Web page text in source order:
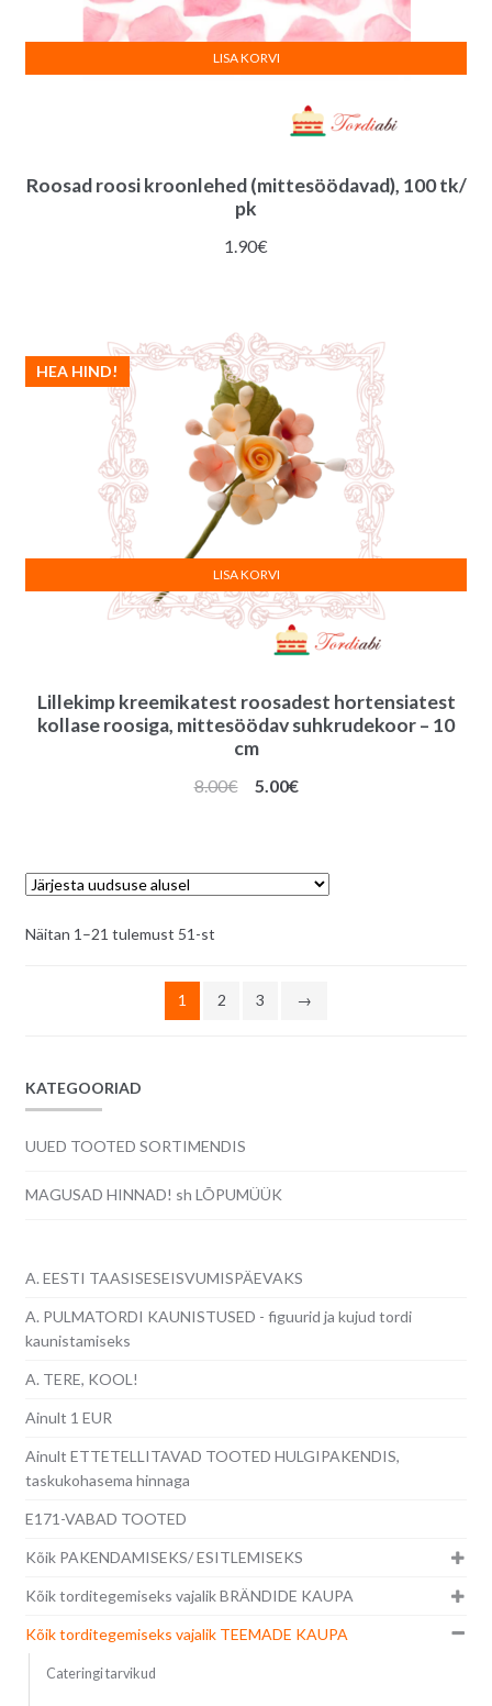
Roosad roosi kroonlehed (mittesöödavad), 100 tk/
pk
1.90€
LISA KORVI
Lillekimp kreemikatest roosadest hortensiatest
kollase roosiga, mittesöödav suhkrudekoor – 10
cm
HEA HIND!
8.00€
Algne
5.00€Praegune
LISA KORVI
Näitan 1–21 tulemust 51-stSorditud
1
2 3 →
KATEGOORIAD
UUED TOOTED SORTIMENDIS
MAGUSAD HINNAD! sh LÕPUMÜÜK
A. EESTI TAASISESEISVUMISPÄEVAKS
A. PULMATORDI KAUNISTUSED - figuurid ja kujud tordi
kaunistamiseks
A. TERE, KOOL!
Ainult 1 EUR
Ainult ETTETELLITAVAD TOOTED HULGIPAKENDIS,
taskukohasema hinnaga
E171-VABAD TOOTED
Kõik PAKENDAMISEKS/ ESITLEMISEKS
Kõik torditegemiseks vajalik BRÄNDIDE KAUPA
Kõik torditegemiseks vajalik TEEMADE KAUPA
Cateringi tarvikud